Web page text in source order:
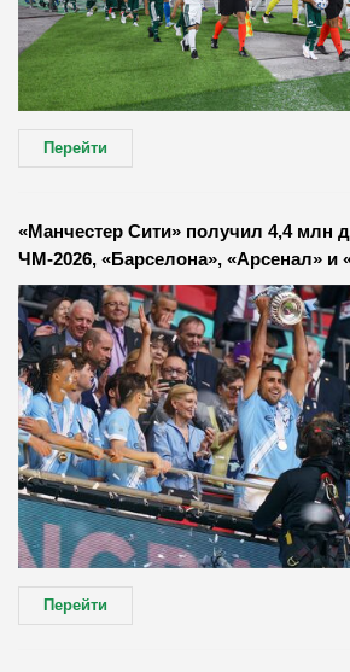
Перейти
«Манчестер Сити» получил 4,4 млн
ЧМ-2026, «Барселона», «Арсенал» и
Перейти